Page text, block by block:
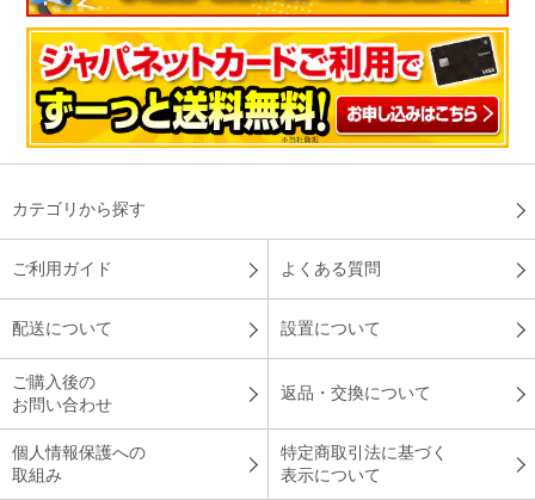
ト－ストが２枚焼ける広さ、グラタンなどが焼ける高さがあ
り、餅もうまく膨らみ焼けました。
シンプルでとても使いやすい
シンプルでとても使いやすいですね。デザインも、いい感じで
（愛知県60代
食パン２枚も綺麗に焼けました
カテゴリから探す
ご利用ガイド よくある質問
配送について 設置について
ご購入後の
お問い合わせ
返品・交換について
個人情報保護への
取組み
特定商取引法に基づく
表示について